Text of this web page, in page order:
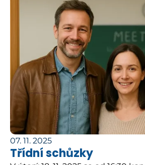
07. 11. 2025
Třídní schůzky